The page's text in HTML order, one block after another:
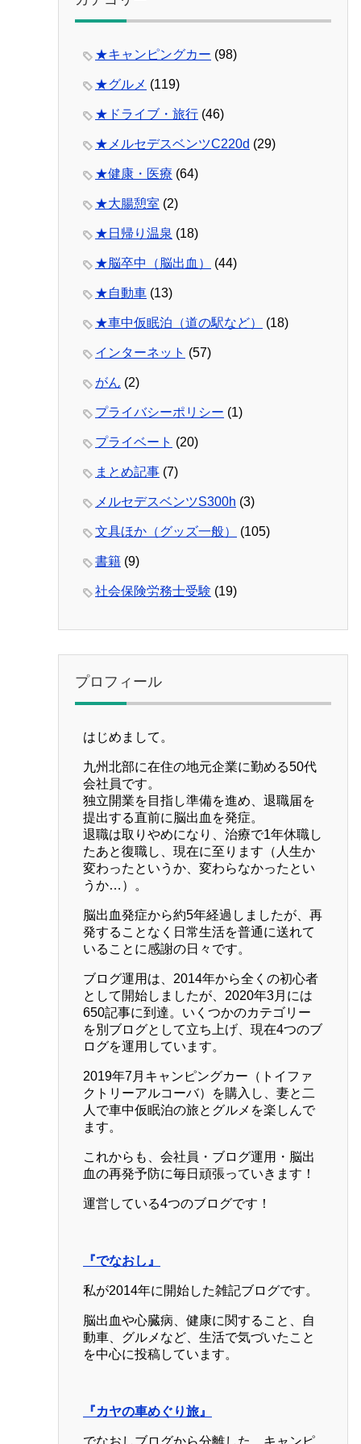
★キャンピングカー (98)
★グルメ (119)
★ドライブ・旅行 (46)
★メルセデスベンツC220d (29)
★健康・医療 (64)
★大腸憩室 (2)
★日帰り温泉 (18)
★脳卒中（脳出血） (44)
★自動車 (13)
★車中仮眠泊（道の駅など） (18)
インターネット (57)
がん (2)
プライバシーポリシー (1)
プライベート (20)
まとめ記事 (7)
メルセデスベンツS300h (3)
文具ほか（グッズ一般） (105)
書籍 (9)
社会保険労務士受験 (19)
プロフィール
はじめまして。
九州北部に在住の地元企業に勤める50代
会社員です。
独立開業を目指し準備を進め、退職届を
提出する直前に脳出血を発症。
退職は取りやめになり、治療で1年休職し
たあと復職し、現在に至ります（人生か
変わったというか、変わらなかったとい
うか…）。
脳出血発症から約5年経過しましたが、再
発することなく日常生活を普通に送れて
いることに感謝の日々です。
ブログ運用は、2014年から全くの初心者
として開始しましたが、2020年3月には
650記事に到達。いくつかのカテゴリー
を別ブログとして立ち上げ、現在4つのブ
ログを運用しています。
2019年7月キャンピングカー（トイファ
クトリーアルコーバ）を購入し、妻と二
人で車中仮眠泊の旅とグルメを楽しんで
ます。
これからも、会社員・ブログ運用・脳出
血の再発予防に毎日頑張っていきます！
運営している4つのブログです！
『でなおし』
私が2014年に開始した雑記ブログです。
脳出血や心臓病、健康に関すること、自
動車、グルメなど、生活で気づいたこと
を中心に投稿しています。
『カヤの車めぐり旅』
でなおしブログから分離した、キャンピ